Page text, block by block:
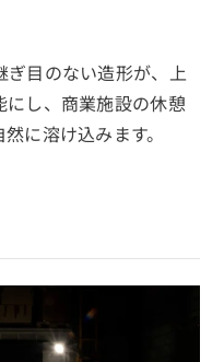
ぎ目のない造形が、上
し、商業施設の休憩
に溶け込みます。